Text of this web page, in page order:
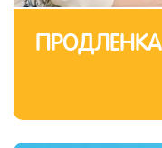
ПРОДЛЕНКА